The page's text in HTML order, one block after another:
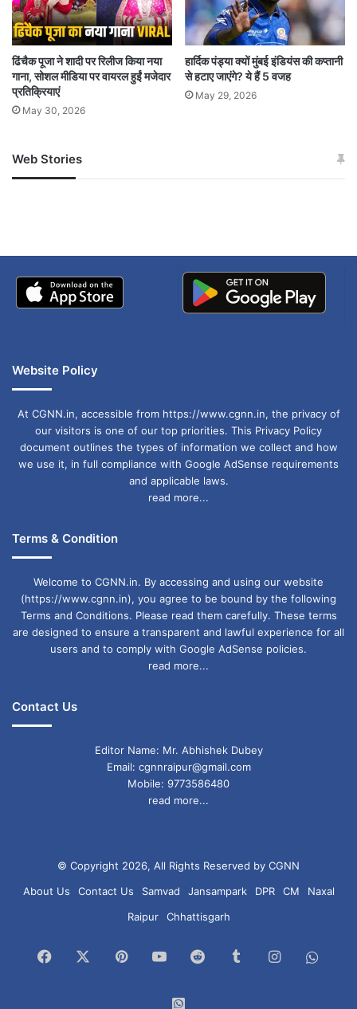
Congress Meeting Delhi DK Shivakumar
Karnataka CM Change
Karnataka Congress
Leadership Change Karnataka
ढिंचैक पूजा ने शादी पर रिलीज किया नया
गाना, सोशल मीडिया पर वायरल हुईं मजेदार
प्रतिक्रियाएं
May 30, 2026
हार्दिक पंड्या क्यों मुंबई इंडियंस की कप्तानी
से हटाए जाएंगे? ये हैं 5 वजह
May 29, 2026
Web Stories
जम्मू-कश्मीर में बारिश से
अपडेट
खाई में धक्का… आरोपियों ने
Website Policy
At CGNN.in, accessible from https://www.cgnn.in, the privacy of
our visitors is one of our top priorities. This Privacy Policy
document outlines the types of information we collect and how
we use it, in full compliance with Google AdSense requirements
and applicable laws.
read more...
Terms & Condition
Welcome to CGNN.in. By accessing and using our website
(https://www.cgnn.in), you agree to be bound by the following
Terms and Conditions. Please read them carefully. These terms
are designed to ensure a transparent and lawful experience for all
users and to comply with Google AdSense policies.
read more...
Contact Us
Editor Name: Mr. Abhishek Dubey
Email: cgnnraipur@gmail.com
Mobile: 9773586480
read more...
© Copyright 2026, All Rights Reserved by CGNN
About Us
Contact Us Samvad Jansampark DPR CM
Naxal
Raipur
Chhattisgarh
Facebook PinterestYouTubeReddit TumblrInstagram